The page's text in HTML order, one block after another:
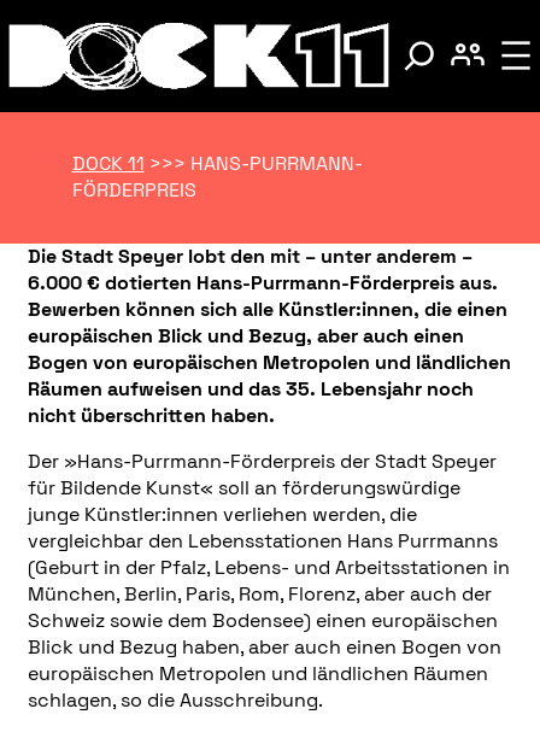
DOCK 11 >>> HANS-PURRMANN-
FÖRDERPREIS
Die Stadt Speyer lobt den mit – unter anderem –
6.000 € dotierten Hans-Purrmann-Förderpreis aus.
Bewerben können sich alle Künstler:innen, die einen
europäischen Blick und Bezug, aber auch einen
Bogen von europäischen Metropolen und ländlichen
Räumen aufweisen und das 35. Lebensjahr noch
nicht überschritten haben.
Der »Hans-Purrmann-Förderpreis der Stadt Speyer
für Bildende Kunst« soll an förderungswürdige
junge Künstler:innen verliehen werden, die
vergleichbar den Lebensstationen Hans Purrmanns
(Geburt in der Pfalz, Lebens- und Arbeitsstationen in
München, Berlin, Paris, Rom, Florenz, aber auch der
Schweiz sowie dem Bodensee) einen europäischen
Blick und Bezug haben, aber auch einen Bogen von
europäischen Metropolen und ländlichen Räumen
schlagen, so die Ausschreibung.